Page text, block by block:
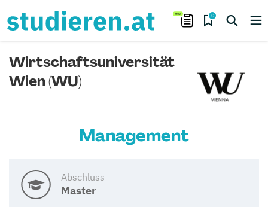
0
Wirtschaftsuniversität
Wien (WU)
Management
Abschluss
Master